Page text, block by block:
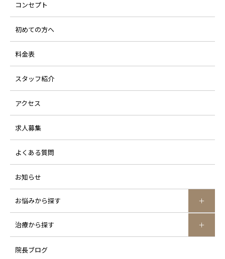
コンセプト
初めての方へ
料金表
スタッフ紹介
アクセス
求人募集
よくある質問
お知らせ
お悩みから探す
治療から探す
院長ブログ